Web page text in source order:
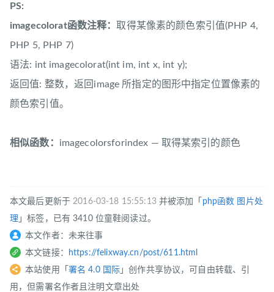
PS:
imagecolorat函数注释：取得某像素的颜色索引值(PHP 4,
PHP 5, PHP 7)
语法: int imagecolorat(int im, int x, int y);
返回值: 整数，返回image 所指定的图形中指定位置像素的
颜色索引值。
相似函数： imagecolorsforindex — 取得某索引的颜色
本文最后更新于2016-03-18 15:55:13并被添加「 php函数 图片处
理 」标签，已有 3410 位童鞋阅读过。
本文作者：未来往事
本文链接：
https://felixway.cn/post/611.html
本站使用「 署名 4.0 国际 」创作共享协议，可自由转载、引
用，但需署名作者且注明文章出处